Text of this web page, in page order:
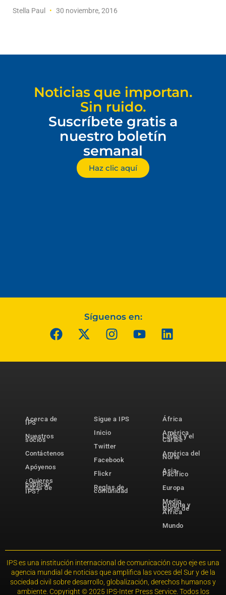
Stella Paul 30 noviembre, 2016
Noticias que importan.
Sin ruido.
Suscríbete gratis a
nuestro boletín
semanal
Haz clic aquí
Síguenos en:
Acerca de
IPS
Nuestros
socios
Contáctenos
Apóyenos
¿Quieres
publicar
notas de
IPS?
Sigue a IPS
Inicio
Twitter
Facebook
Flickr
Reglas de
comunidad
África
América
Latina y el
Caribe
América del
Norte
Asia-
Pacífico
Europa
Medio
Oriente y
Norte de
África
Mundo
IPS es una institución internacional de comunicación cuyo eje es una
agencia mundial de noticias que amplifica las voces del Sur y de la
sociedad civil sobre desarrollo, globalización, derechos humanos y
ambiente. Copyright © 2025 IPS-Inter Press Service. Todos los